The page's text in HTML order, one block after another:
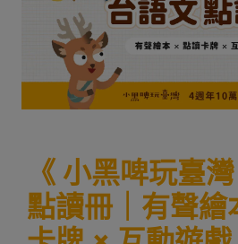
《 小黑啤玩臺
點讀冊｜有聲